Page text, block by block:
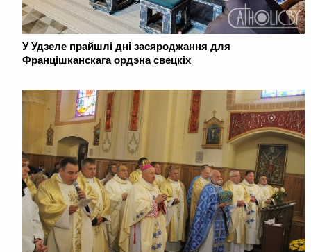
У Удзеле прайшлі дні засяроджання для
Францішканскага ордэна свецкіх